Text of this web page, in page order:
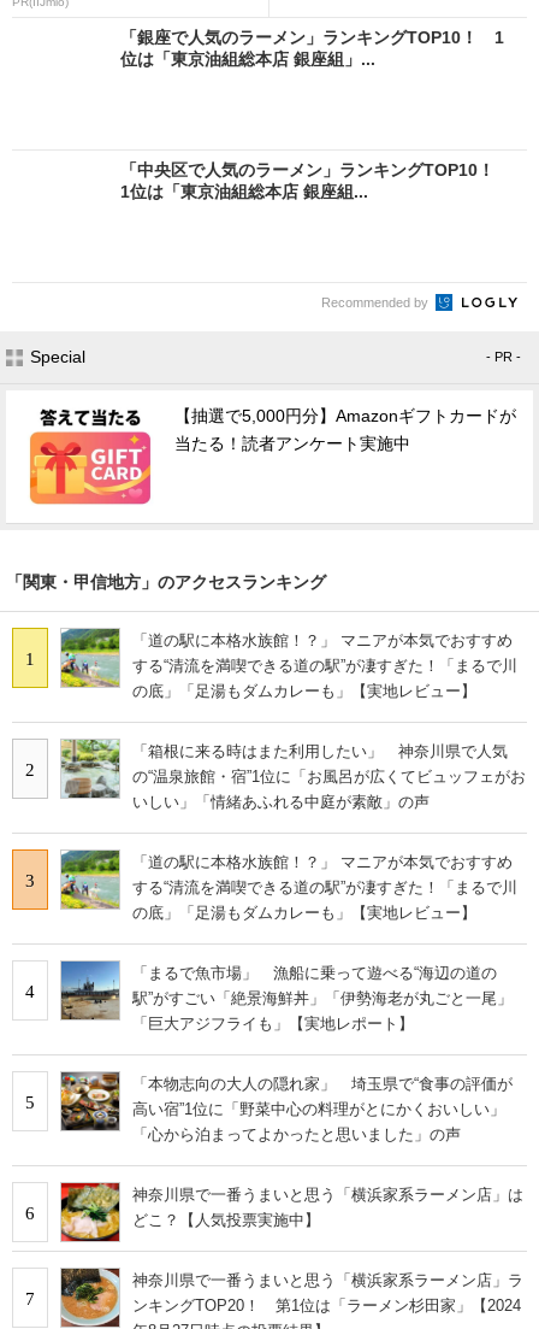
「銀座で人気のラーメン」ランキングTOP10！ 1
位は「東京油組総本店 銀座組」...
「中央区で人気のラーメン」ランキングTOP10！
1位は「東京油組総本店 銀座組...
Recommended by
Special - PR -
【抽選で5,000円分】Amazonギフトカードが
当たる！読者アンケート実施中
「関東・甲信地方」のアクセスランキング
1
「道の駅に本格水族館！？」 マニアが本気でおすすめ
する“清流を満喫できる道の駅”が凄すぎた！「まるで川
の底」「足湯もダムカレーも」【実地レビュー】
2
「箱根に来る時はまた利用したい」 神奈川県で人気
の“温泉旅館・宿”1位に「お風呂が広くてビュッフェがお
いしい」「情緒あふれる中庭が素敵」の声
3
「道の駅に本格水族館！？」 マニアが本気でおすすめ
する“清流を満喫できる道の駅”が凄すぎた！「まるで川
の底」「足湯もダムカレーも」【実地レビュー】
4
「まるで魚市場」 漁船に乗って遊べる“海辺の道の
駅”がすごい「絶景海鮮丼」「伊勢海老が丸ごと一尾」
「巨大アジフライも」【実地レポート】
5
「本物志向の大人の隠れ家」 埼玉県で“食事の評価が
高い宿”1位に「野菜中心の料理がとにかくおいしい」
「心から泊まってよかったと思いました」の声
6
神奈川県で一番うまいと思う「横浜家系ラーメン店」は
どこ？【人気投票実施中】
7
神奈川県で一番うまいと思う「横浜家系ラーメン店」ラ
ンキングTOP20！ 第1位は「ラーメン杉田家」【2024